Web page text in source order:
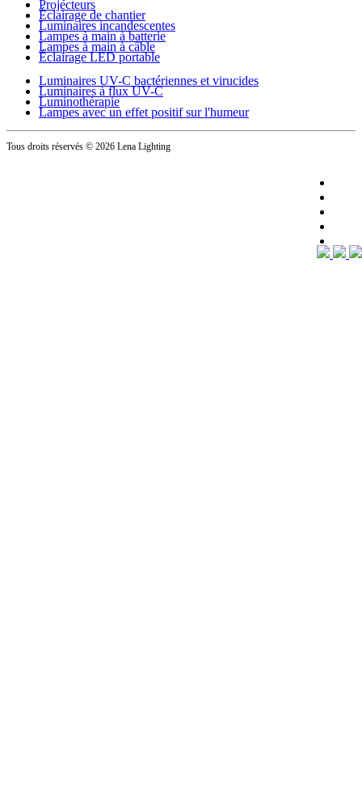
Projecteurs
Éclairage de chantier
Luminaires incandescentes
Lampes à main à batterie
Lampes à main à câble
Éclairage LED portable
Luminaires UV-C bactériennes et virucides
Luminaires à flux UV-C
Luminothérapie
Lampes avec un effet positif sur l'humeur
Tous droits réservés © 2026 Lena Lighting